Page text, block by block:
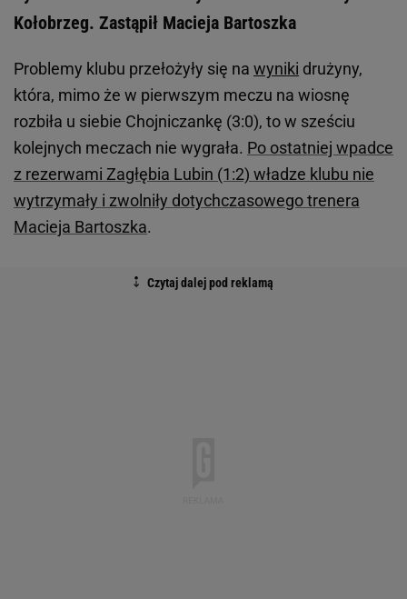
Kołobrzeg. Zastąpił Macieja Bartoszka
Problemy klubu przełożyły się na wyniki drużyny,
która, mimo że w pierwszym meczu na wiosnę
rozbiła u siebie Chojniczankę (3:0), to w sześciu
kolejnych meczach nie wygrała. Po ostatniej wpadce
z rezerwami Zagłębia Lubin (1:2) władze klubu nie
wytrzymały i zwolniły dotychczasowego trenera
Macieja Bartoszka.